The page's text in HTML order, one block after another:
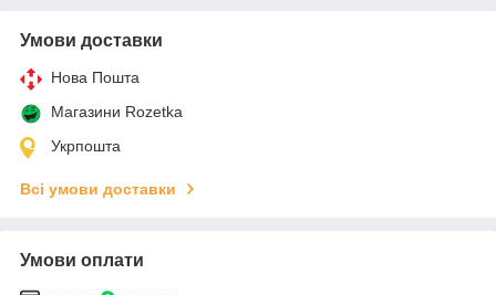
Умови доставки
Нова Пошта
Магазини Rozetka
Укрпошта
Всі умови доставки
Умови оплати